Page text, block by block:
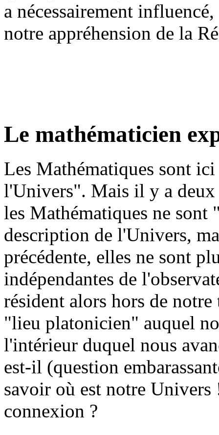
a nécessairement
notre appréhension de la
Le mathématicien
Les Mathématiques sont
l'Univers". Mais il y a deux
les Mathématiques ne
description de l'Univers,
précédente, elles ne sont
indépendantes de
résident alors hors de notre
"lieu platonicien" auquel
l'intérieur duquel nous
est-il (question
savoir où est notre
connexion ?